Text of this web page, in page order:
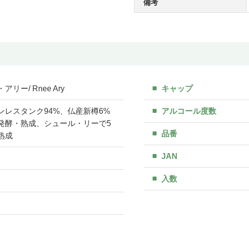
備考
アリー/ Rnee Ary
レスタンク94%、仏産新樽6%
酵・熟成、シュール・リーで5
成
キャップ
アルコール度数
品番
JAN
入数